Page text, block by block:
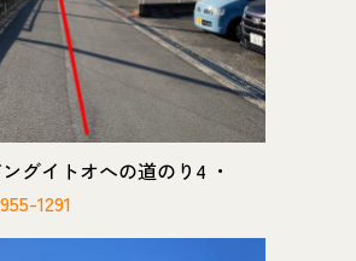
グイトオへの道のり4 ・
1291